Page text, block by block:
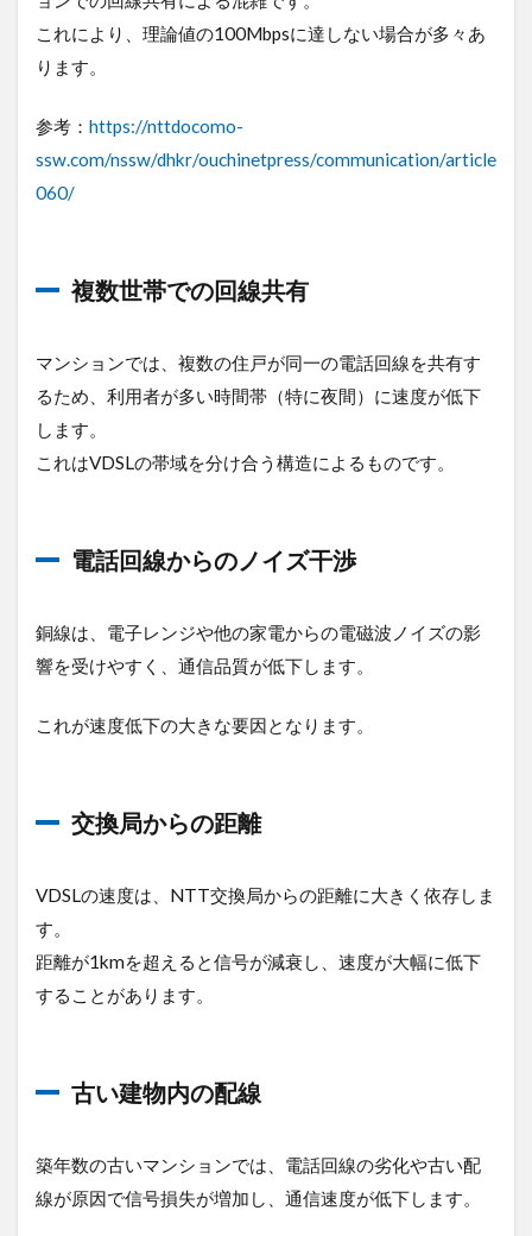
タイ
プに
費用
5
法
人
Fiな
モ
バ
Fi
6
め
これにより、理論値の100Mbpsに達しない場合が多々あ
ります。
参考： https://nttdocomo-
ssw.com/nssw/dhkr/ouchinetpress/communication/article
060/
複数世帯での回線共有
マンションでは、複数の住戸が同一の電話回線を共有す
るため、利用者が多い時間帯（特に夜間）に速度が低下
します。
これはVDSLの帯域を分け合う構造によるものです。
電話回線からのノイズ干渉
銅線は、電子レンジや他の家電からの電磁波ノイズの影
響を受けやすく、通信品質が低下します。
これが速度低下の大きな要因となります。
交換局からの距離
VDSLの速度は、NTT交換局からの距離に大きく依存しま
す。
距離が1kmを超えると信号が減衰し、速度が大幅に低下
することがあります。
古い建物内の配線
築年数の古いマンションでは、電話回線の劣化や古い配
線が原因で信号損失が増加し、通信速度が低下します。